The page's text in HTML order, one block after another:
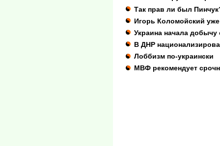
Так прав ли был
Игорь Коломойский
Украина начала добычу
В ДНР
Лоббизм по-украински
МВФ рекомендует